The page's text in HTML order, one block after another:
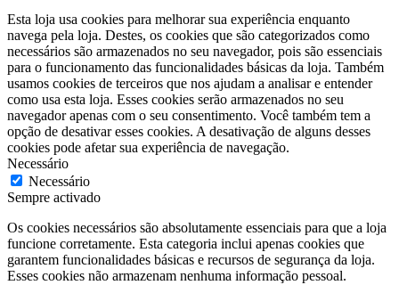
Esta loja usa cookies para melhorar sua experiência enquanto
navega pela loja. Destes, os cookies que são categorizados como
necessários são armazenados no seu navegador, pois são essenciais
para o funcionamento das funcionalidades básicas da loja. Também
usamos cookies de terceiros que nos ajudam a analisar e entender
como usa esta loja. Esses cookies serão armazenados no seu
navegador apenas com o seu consentimento. Você também tem a
opção de desativar esses cookies. A desativação de alguns desses
cookies pode afetar sua experiência de navegação.
Necessário
Necessário
Sempre activado
Os cookies necessários são absolutamente essenciais para que a loja
funcione corretamente. Esta categoria inclui apenas cookies que
garantem funcionalidades básicas e recursos de segurança da loja.
Esses cookies não armazenam nenhuma informação pessoal.